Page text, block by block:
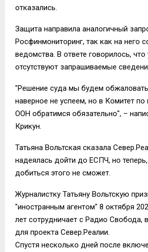
отказались.
Защита направила аналогичный
Росфинмониторинг, так как на него
ведомства. В ответе говорилось, что
отсутствуют запрашиваемые
"Решение суда мы будем
наверное не успеем, но в Комитет
ООН обратимся обязательно", –
Крикун.
Татьяна Вольтская сказала
надеялась дойти до ЕСПЧ, но
добиться этого не сможет.
Журналистку Татьяну Вольтскую
"иностранным агентом" 8 октября
лет сотрудничает с Радио Свобода,
для проекта Север.Реалии.
Спустя несколько дней после